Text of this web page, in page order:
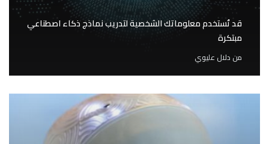
قد تُستخدم معلوماتك الشخصية لتدريب نماذج ذكاء اصطناعي
مبتكرة
من دلال عليوي